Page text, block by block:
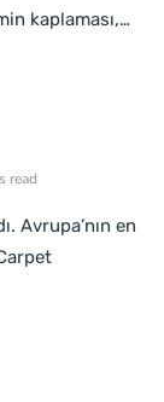
kaplaması,…
read
Avrupa’nın en